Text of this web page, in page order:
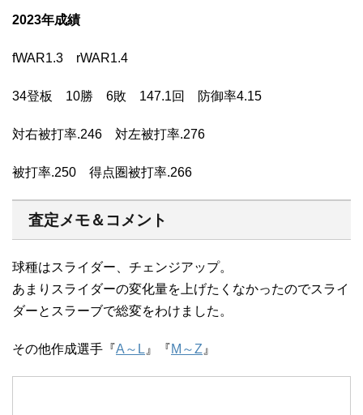
2023年成績
fWAR1.3 rWAR1.4
34登板 10勝 6敗 147.1回 防御率4.15
対右被打率.246 対左被打率.276
被打率.250 得点圏被打率.266
査定メモ＆コメント
球種はスライダー、チェンジアップ。
あまりスライダーの変化量を上げたくなかったのでスライ
ダーとスラーブで総変をわけました。
その他作成選手『A～L 』『M～Z 』